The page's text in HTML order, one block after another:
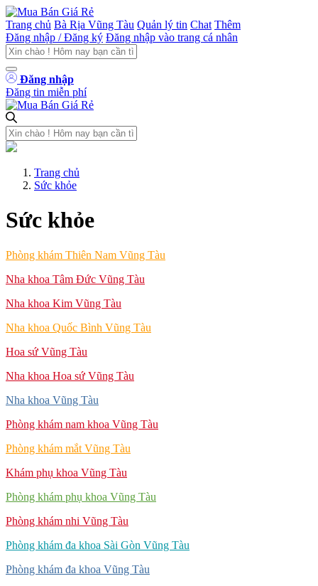
Trang chủ Bà Rịa Vũng Tàu Quản lý tin Chat Thêm
Đăng nhập / Đăng ký Đăng nhập vào trang cá nhân
Đăng nhập
Đăng tin miễn phí
Trang chủ
Sức khỏe
Sức khỏe
Phòng khám Thiên Nam Vũng Tàu
Nha khoa Tâm Đức Vũng Tàu
Nha khoa Kim Vũng Tàu
Nha khoa Quốc Bình Vũng Tàu
Hoa sứ Vũng Tàu
Nha khoa Hoa sứ Vũng Tàu
Nha khoa Vũng Tàu
Phòng khám nam khoa Vũng Tàu
Phòng khám mắt Vũng Tàu
Khám phụ khoa Vũng Tàu
Phòng khám phụ khoa Vũng Tàu
Phòng khám nhi Vũng Tàu
Phòng khám đa khoa Sài Gòn Vũng Tàu
Phòng khám đa khoa Vũng Tàu